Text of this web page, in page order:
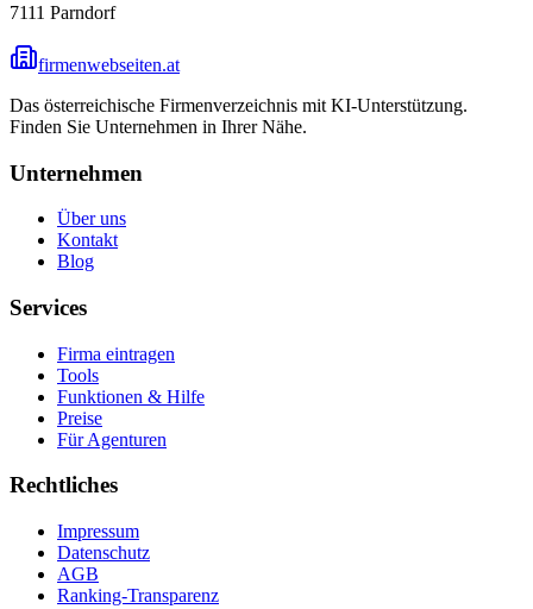
7111 Parndorf
firmenwebseiten.at
Das österreichische Firmenverzeichnis mit KI-Unterstützung.
Finden Sie Unternehmen in Ihrer Nähe.
Unternehmen
Über uns
Kontakt
Blog
Services
Firma eintragen
Tools
Funktionen & Hilfe
Preise
Für Agenturen
Rechtliches
Impressum
Datenschutz
AGB
Ranking-Transparenz